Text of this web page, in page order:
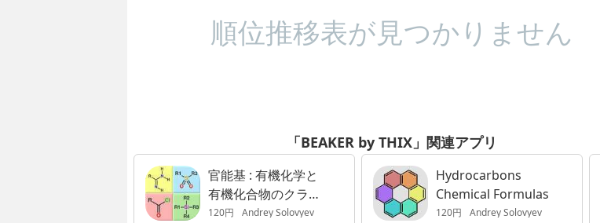
順位推移表が見つかりません
「BEAKER by THIX」関連アプリ
官能基 : 有機化学と
有機化合物のクラス
についてのクイズ
120円 Andrey Solovyev
Hydrocarbons
Chemical Formulas
120円 Andrey Solovyev